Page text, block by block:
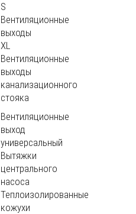
S
Вентиляционные
выходы
XL
Вентиляционные
выходы
канализационного
стояка
Вентиляционные
выход
универсальный
Вытяжки
центрального
насоса
Теплоизолированные
кожухи